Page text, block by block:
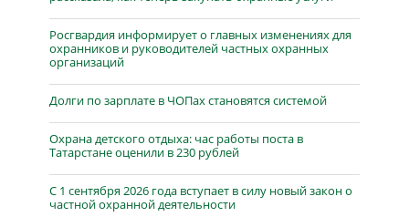
Росгвардия информирует о главных изменениях для
охранников и руководителей частных охранных
организаций
Долги по зарплате в ЧОПах становятся системой
Охрана детского отдыха: час работы поста в
Татарстане оценили в 230 рублей
С 1 сентября 2026 года вступает в силу новый закон о
частной охранной деятельности